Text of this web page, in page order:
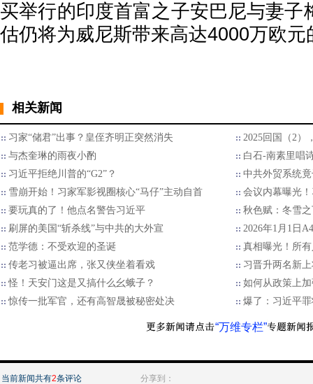
买举行的印度首富之子安巴尼与妻子
估仍将为威尼斯带来高达4000万欧元
相关新闻
习家“储君”出事？皇侄齐明正突然消失
2025回国（2）
与杰奎琳的雨夜小酌
白石-南素里唱
习近平拒绝川普的“G2”？
中共外贸系统
雪崩开始！习家军影视圈核心“马仔”主动自首
会议内幕曝光
要玩真的了！他点名警告习近平
秋色赋：冬雪
刷屏的美国“斩杀线”与中共的大外宣
2026年1月1日
范学德：不受欢迎的圣诞
真相曝光！所
传老习被逼出席，张又侠坐着看戏
习晋升两名新
怪！天安门这是又搞什么幺蛾子？
如何从政策上
惊传一批军官，还有高智晟被秘密处决
爆了：习近平
“万维专栏”
当前新闻共有2条评论 分享到：